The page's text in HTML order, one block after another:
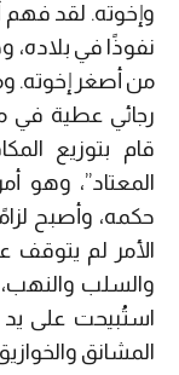
وإخوته. لقد فهم
نفوذًا في بلاده،
من أصغر إخوته.
رجائي عطية في
قام بتوزيع
المعتاد”، وهو
حكمه، وأصبح
الأمر لم
والسلب
استُبيحت على يد
المشانق